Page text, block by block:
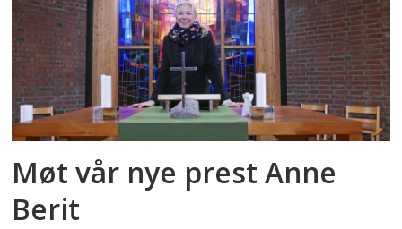
anne
berit
mathisen
Møt vår nye prest Anne
Berit